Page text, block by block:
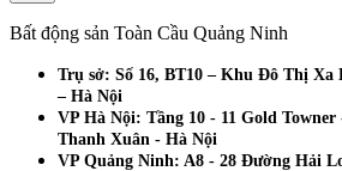
Bất động sản Toàn Cầu Quảng Ninh
Trụ sở: Số 16, BT10 – Khu Đô Thị Xa
– Hà Nội
VP Hà Nội: Tầng 10 - 11 Gold Towner
Thanh Xuân - Hà Nội
VP Quảng Ninh: A8 - 28 Đường Hải